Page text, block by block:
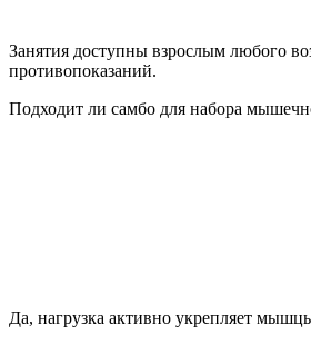
Занятия доступны взрослым любого
противопоказаний.
Подходит ли самбо для набора
Да, нагрузка активно укрепляет